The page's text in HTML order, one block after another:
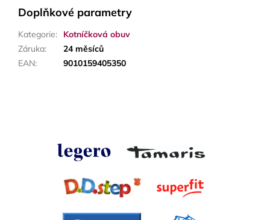
Doplňkové parametry
Kategorie:
Kotníčková obuv
Záruka:
24 měsíců
EAN: 9010159405350